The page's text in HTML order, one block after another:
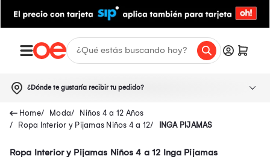
¿Dónde te gustaría recibir tu pedido?
Moda
Niños 4 a 12 Años
Ropa Interior y Pijamas Niños 4 a 12
INGA PIJAMAS
Ropa Interior y Pijamas Niños 4 a 12 Inga Pijamas